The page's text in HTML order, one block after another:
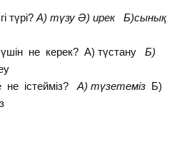
түрі? А) түзу Ә) ирек Б)сынық
не керек? А) түстану Б)
істейміз? А) түзетемізБ)